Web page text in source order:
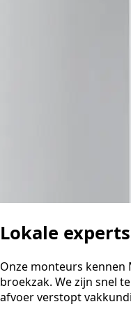
Lokale
Onze monteurs kennen
broekzak. We zijn snel
afvoer verstopt